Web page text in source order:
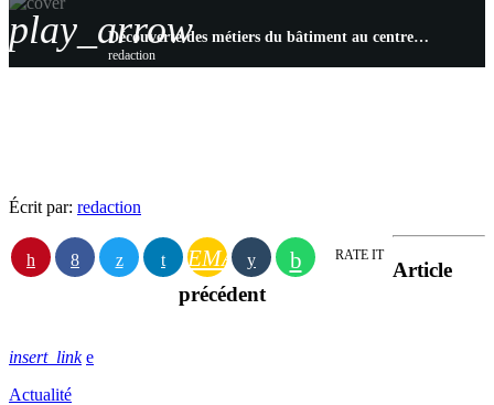
play_arrow Découverte des métiers du bâtiment au centre Afpa de Saint-Dizier pour les jeunes des missions locales
redaction
Écrit par: redaction
EMAIL RATE IT
Article
précédent
insert_link
Actualité